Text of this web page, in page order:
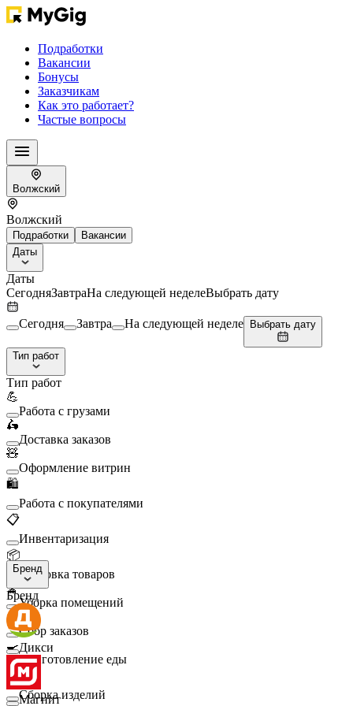
Подработки
Вакансии
Бонусы
Заказчикам
Как это работает?
Частые вопросы
Волжский
Волжский
Подработки
Вакансии
Даты
Даты
СегодняЗавтраНа следующей неделеВыбрать дату
Сегодня Завтра На следующей неделе Выбрать дату
Тип работ
Тип работ
💪
Работа с грузами
🛵
Доставка заказов
🧸
Оформление витрин
🛍️
Работа с покупателями
📋
Инвентаризация
📦
Упаковка товаров
🧹
Уборка помещений
🛒
Сбор заказов
🍳
Приготовление еды
🛠️
Сборка изделий
Бренд
Бренд
Дикси
Магнит